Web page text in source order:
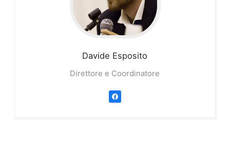
Davide Esposito
Direttore e Coordinatore